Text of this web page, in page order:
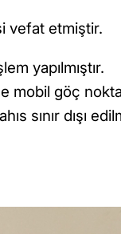
vefat etmiştir.
yapılmıştır.
göç
sınır dışı